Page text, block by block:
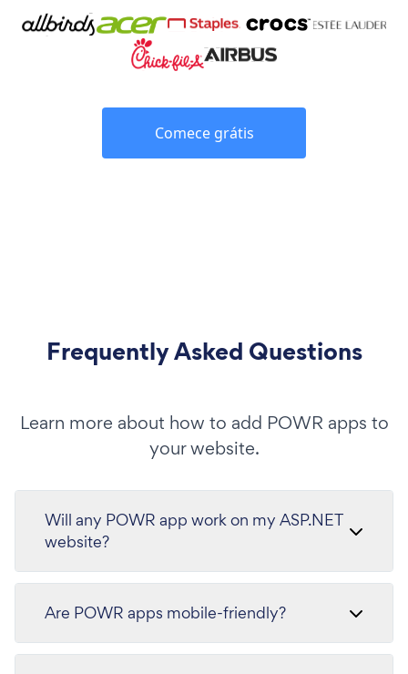
Comece grátis
Frequently Asked Questions
Learn more about how to add POWR apps to
your website.
Will any POWR app work on my ASP.NET
website?
Are POWR apps mobile-friendly?